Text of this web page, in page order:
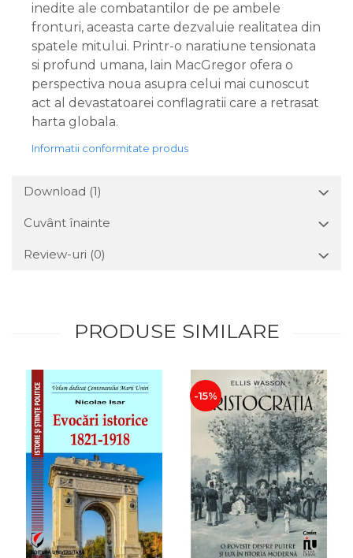
inedite ale combatantilor de pe ambele
fronturi, aceasta carte dezvaluie realitatea din
spatele mitului. Printr-o naratiune tensionata
si profund umana, Iain MacGregor ofera o
perspectiva noua asupra celui mai cunoscut
act al devastatoarei conflagratii care a retrasat
harta globala.
Informatii conformitate produs
Download (1)
Cuvânt înainte
Review-uri (0)
PRODUSE SIMILARE
-15%